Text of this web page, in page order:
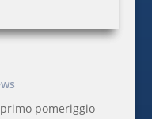
pomeriggio